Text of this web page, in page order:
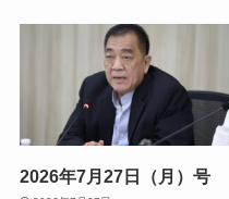
2026年7月27日（月）号